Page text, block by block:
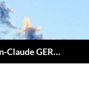
Regardauvergne – Gaël Jean-Claude GERARD